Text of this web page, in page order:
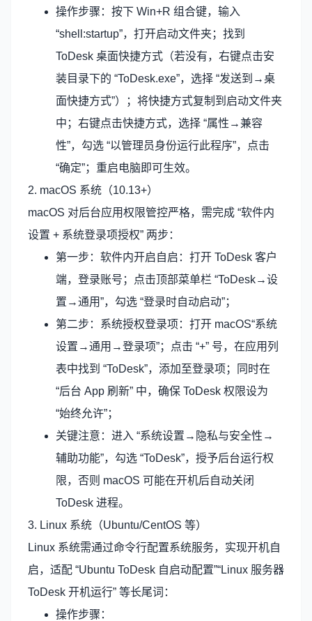
操作步骤：按下 Win+R 组合键，输入
“shell:startup”，打开启动文件夹；找到
ToDesk 桌面快捷方式（若没有，右键点击安
装目录下的 “ToDesk.exe”，选择 “发送到→桌
面快捷方式”）；将快捷方式复制到启动文件夹
中；右键点击快捷方式，选择 “属性→兼容
性”，勾选 “以管理员身份运行此程序”，点击
“确定”；重启电脑即可生效。
2. macOS 系统（10.13+）
macOS 对后台应用权限管控严格，需完成 “软件内
设置 + 系统登录项授权” 两步：
第一步：软件内开启自启：打开 ToDesk 客户
端，登录账号；点击顶部菜单栏 “ToDesk→设
置→通用”，勾选 “登录时自动启动”；
第二步：系统授权登录项：打开 macOS“系统
设置→通用→登录项”；点击 “+” 号，在应用列
表中找到 “ToDesk”，添加至登录项；同时在
“后台 App 刷新” 中，确保 ToDesk 权限设为
“始终允许”；
关键注意：进入 “系统设置→隐私与安全性→
辅助功能”，勾选 “ToDesk”，授予后台运行权
限，否则 macOS 可能在开机后自动关闭
ToDesk 进程。
3. Linux 系统（Ubuntu/CentOS 等）
Linux 系统需通过命令行配置系统服务，实现开机自
启，适配 “Ubuntu ToDesk 自启动配置”“Linux 服务器
ToDesk 开机运行” 等长尾词：
操作步骤：